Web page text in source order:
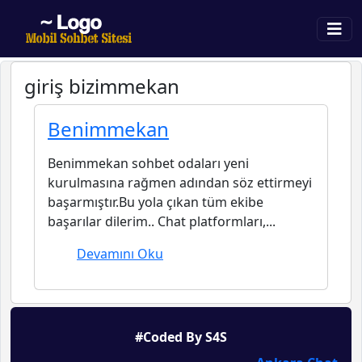
giriş bizimmekan
Benimmekan
Benimmekan sohbet odaları yeni
kurulmasına rağmen adından söz ettirmeyi
başarmıştır.Bu yola çıkan tüm ekibe
başarılar dilerim.. Chat platformları,...
Devamını Oku
#Coded By S4S